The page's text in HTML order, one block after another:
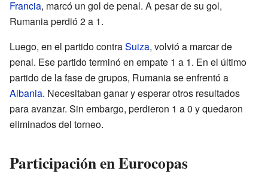
Francia, marcó un gol de penal. A pesar de su gol,
Rumania perdió 2 a 1.
Luego, en el partido contraSuiza, volvió a marcar de
penal. Ese partido terminó en empate 1 a 1. En el último
partido de la fase de grupos, Rumania se enfrentó a
Albania. Necesitaban ganar y esperar otros resultados
para avanzar. Sin embargo, perdieron 1 a 0 y quedaron
eliminados del torneo.
Participación en Eurocopas